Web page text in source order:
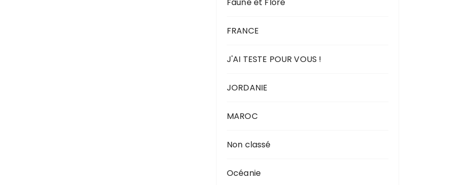
FRANCE
J'AI TESTE POUR VOUS !
JORDANIE
MAROC
Non classé
Océanie